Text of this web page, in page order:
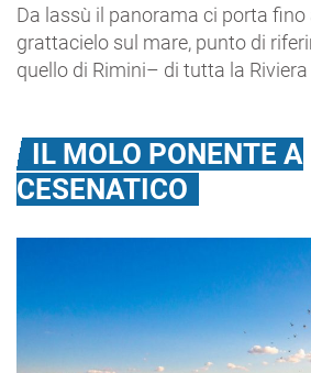
Da lassù il panorama ci porta fino
grattacielo sul mare, punto di
quello di Rimini– di tutta la
IL MOLO PONENTE A
CESENATICO